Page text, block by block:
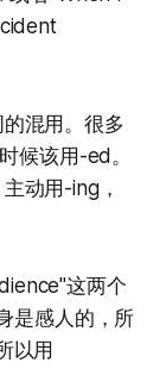
混用。很多
候该用-ed。
动用-ing，
这两个
是感人的，所
以用